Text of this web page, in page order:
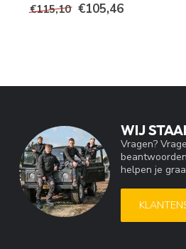
€115,10 €105,46
WIJ
Vragen?
helpen je